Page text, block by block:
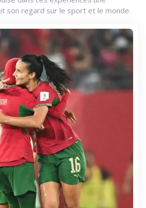
son regard sur le sport et le monde.